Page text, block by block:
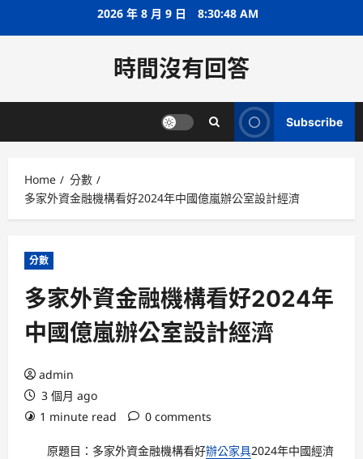
2026 年 8 月 9 日 8:30:48 AM
時間沒有回答
Subscribe
Home
分數
多家外資金融機構看好2024年中國億嵐辦公室設計經濟
分數
多家外資金融機構看好2024年
中國億嵐辦公室設計經濟
admin
3 個月 ago
1 minute read
0 comments
原題目：多家外資金融機構看好辦公家具2024年中國經濟